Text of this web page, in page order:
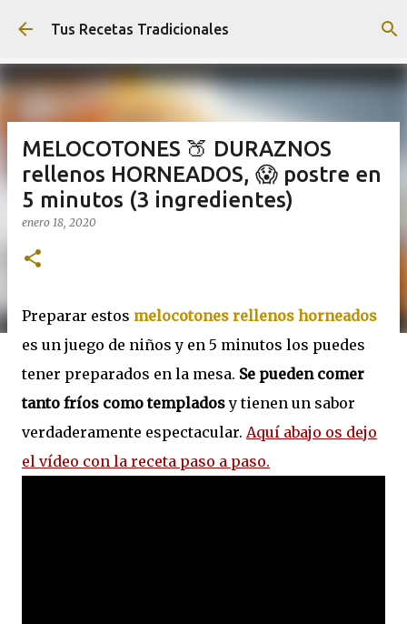
Ir al contenido principal
Tus Recetas Tradicionales
MELOCOTONES 🍑 DURAZNOS
rellenos HORNEADOS, 😱 postre en
5 minutos (3 ingredientes)
enero 18, 2020
Preparar estos melocotones rellenos horneados
es un juego de niños y en 5 minutos los puedes
tener preparados en la mesa. Se pueden comer
tanto fríos como templadosy tienen un sabor
verdaderamente espectacular. Aquí abajo os dejo
el vídeo con la receta paso a paso.